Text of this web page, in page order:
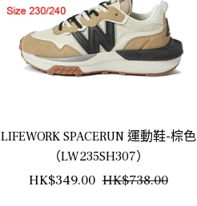
LIFEWORK SPACERUN 運動鞋-棕色
（LW235SH307）
正
HK$349.00 HK$738.00銷